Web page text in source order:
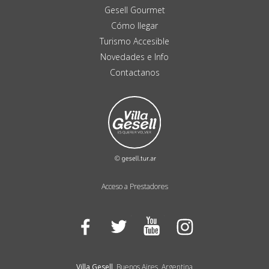
Acceso a Prestadores
Gesell Gourmet
Cómo llegar
Turismo Accesible
Novedades e Info
Contactanos
Facebook Twitter YouTube
Villa Gesell , Buenos Aires, Argentina